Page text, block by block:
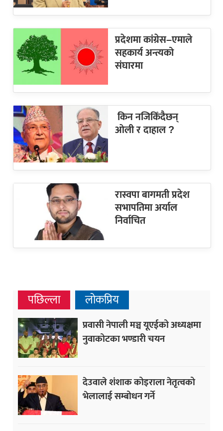
प्रदेशमा कांग्रेस–एमाले
सहकार्य अन्त्यको
संघारमा
किन नजिकिँदैछन्
ओली र दाहाल ?
रास्वपा बागमती प्रदेश
सभापतिमा अर्याल
निर्वाचित
पछिल्ला लोकप्रिय
प्रवासी नेपाली मञ्च यूएईको अध्यक्षमा
नुवाकोटका भण्डारी चयन
देउवाले शंशाक कोइराला नेतृत्वको
भेलालाई सम्बोधन गर्ने